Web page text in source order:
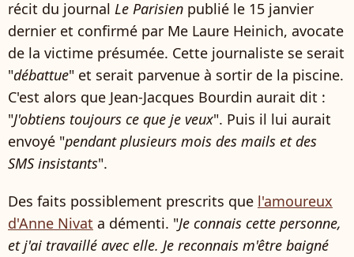
récit du journal Le Parisien publié le 15 janvier
dernier et confirmé par Me Laure Heinich, avocate
de la victime présumée. Cette journaliste se serait
"débattue" et serait parvenue à sortir de la piscine.
C'est alors que Jean-Jacques Bourdin aurait dit :
"J'obtiens toujours ce que je veux". Puis il lui aurait
envoyé "pendant plusieurs mois des mails et des
SMS insistants".
Des faits possiblement prescrits que l'amoureux
d'Anne Nivat a démenti. "Je connais cette personne,
et j'ai travaillé avec elle. Je reconnais m'être baigné